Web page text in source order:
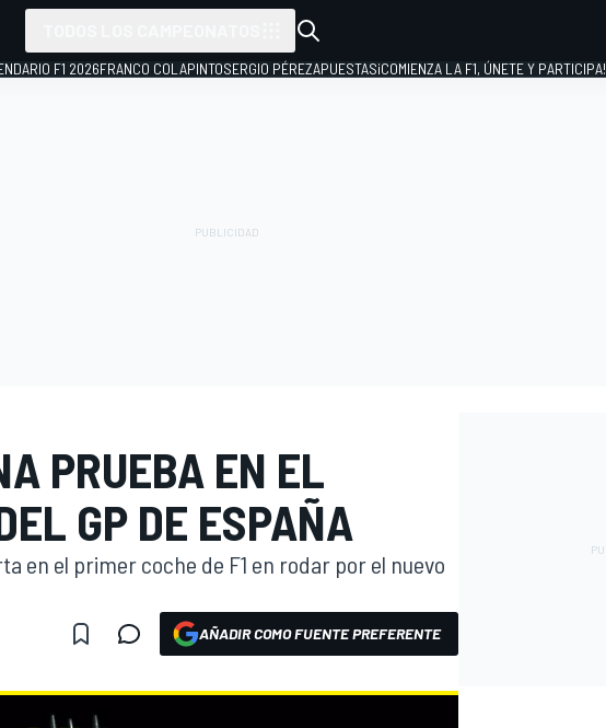
F1 2026FRANCO COLAPINTOSERGIO PÉREZAPUESTAS¡COMIENZA LA F1, ÚNETE Y PARTICIPA!
PRUEBA EN EL
GP DE ESPAÑA
en el primer coche de F1 en rodar por el nuevo
AÑADIR COMO FUENTE PREFERENTE